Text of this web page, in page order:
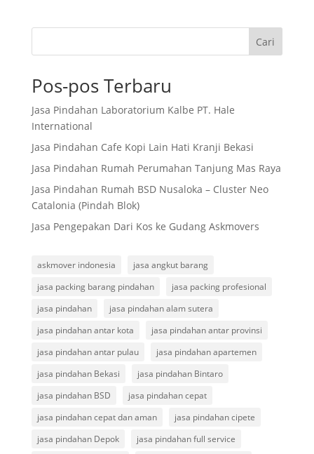
Cari
Pos-pos Terbaru
Jasa Pindahan Laboratorium Kalbe PT. Hale
International
Jasa Pindahan Cafe Kopi Lain Hati Kranji Bekasi
Jasa Pindahan Rumah Perumahan Tanjung Mas Raya
Jasa Pindahan Rumah BSD Nusaloka – Cluster Neo
Catalonia (Pindah Blok)
Jasa Pengepakan Dari Kos ke Gudang Askmovers
askmover indonesia
jasa angkut barang
jasa packing barang pindahan
jasa packing profesional
jasa pindahan
jasa pindahan alam sutera
jasa pindahan antar kota
jasa pindahan antar provinsi
jasa pindahan antar pulau
jasa pindahan apartemen
jasa pindahan Bekasi
jasa pindahan Bintaro
jasa pindahan BSD
jasa pindahan cepat
jasa pindahan cepat dan aman
jasa pindahan cipete
jasa pindahan Depok
jasa pindahan full service